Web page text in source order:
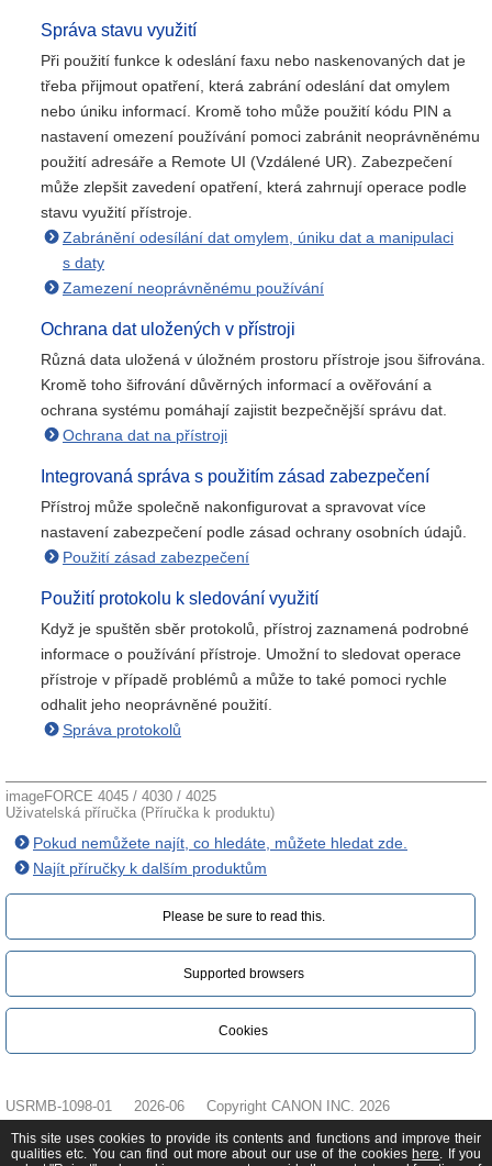
Správa stavu využití
Při použití funkce k odeslání faxu nebo naskenovaných dat je
třeba přijmout opatření, která zabrání odeslání dat omylem
nebo úniku informací. Kromě toho může použití kódu PIN a
nastavení omezení používání pomoci zabránit neoprávněnému
použití adresáře a Remote UI (Vzdálené UR). Zabezpečení
může zlepšit zavedení opatření, která zahrnují operace podle
stavu využití přístroje.
Zabránění odesílání dat omylem, úniku dat a manipulaci
s daty
Zamezení neoprávněnému používání
Ochrana dat uložených v přístroji
Různá data uložená v úložném prostoru přístroje jsou šifrována.
Kromě toho šifrování důvěrných informací a ověřování a
ochrana systému pomáhají zajistit bezpečnější správu dat.
Ochrana dat na přístroji
Integrovaná správa s použitím zásad zabezpečení
Přístroj může společně nakonfigurovat a spravovat více
nastavení zabezpečení podle zásad ochrany osobních údajů.
Použití zásad zabezpečení
Použití protokolu k sledování využití
Když je spuštěn sběr protokolů, přístroj zaznamená podrobné
informace o používání přístroje. Umožní to sledovat operace
přístroje v případě problémů a může to také pomoci rychle
odhalit jeho neoprávněné použití.
Správa protokolů
imageFORCE 4045 / 4030 / 4025
Uživatelská příručka (Příručka k produktu)
Pokud nemůžete najít, co hledáte, můžete hledat zde.
Najít příručky k dalším produktům
Please be sure to read this.‎
Supported browsers
Cookies
USRMB-1098-01 2026-06 Copyright CANON INC. 2026
This site uses cookies to provide its contents and functions and improve their
qualities etc. You can find out more about our use of the cookies here. If you